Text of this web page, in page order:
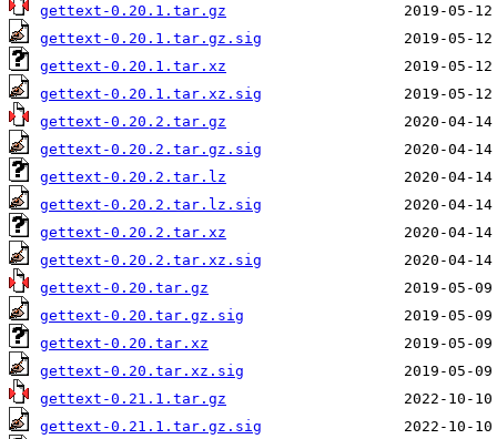
gettext-0.20.1.tar.gz
gettext-0.20.1.tar.gz.sig
gettext-0.20.1.tar.xz
gettext-0.20.1.tar.xz.sig
gettext-0.20.2.tar.gz
gettext-0.20.2.tar.gz.sig
gettext-0.20.2.tar.lz
gettext-0.20.2.tar.lz.sig
gettext-0.20.2.tar.xz
gettext-0.20.2.tar.xz.sig
gettext-0.20.tar.gz
gettext-0.20.tar.gz.sig
gettext-0.20.tar.xz
gettext-0.20.tar.xz.sig
gettext-0.21.1.tar.gz
gettext-0.21.1.tar.gz.sig